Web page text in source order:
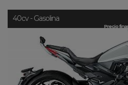
Precio
40cv - Gasolina